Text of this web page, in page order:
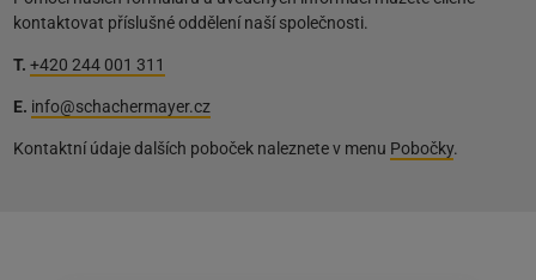
kontaktovat příslušné oddělení naší společnosti.
T. +420 244 001 311
E. info@schachermayer.cz
Kontaktní údaje dalších poboček naleznete v menu Pobočky.